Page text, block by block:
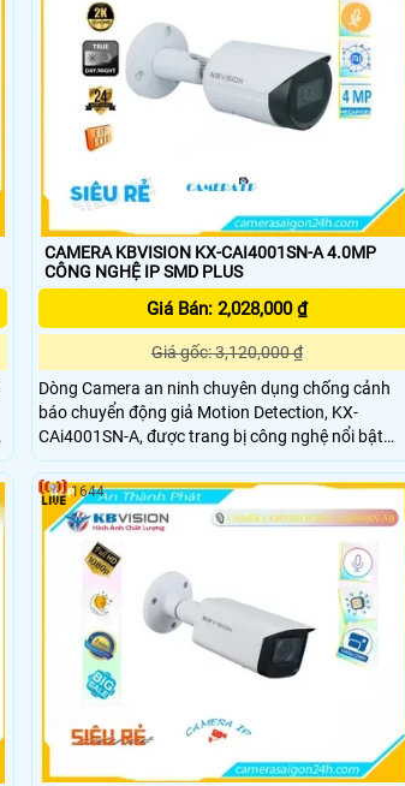
CAMERA KBVISION KX-CAI4001SN-A 4.0MP
CÔNG NGHỆ IP SMD PLUS
Giá Bán: 2,028,000 ₫
Giá gốc: 3,120,000 ₫
Dòng Camera an ninh chuyên dụng chống cảnh
báo chuyển động giả Motion Detection, KX-
CAi4001SN-A, được trang bị công nghệ nổi bật
như Hàng rào ảo và khả năng chống ngược sáng
DWDR 120db. Với khả năng nhận dạng người qua
dây mạng, camera này lý tưởng cho dự án dân
dụng
1644